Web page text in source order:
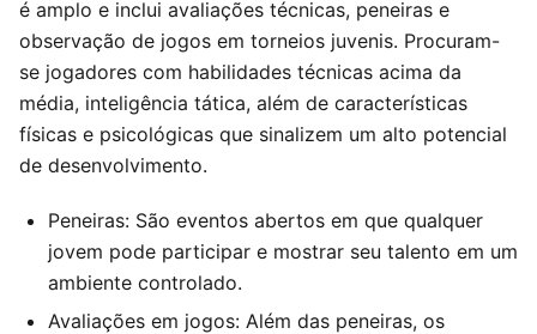
é amplo e inclui avaliações técnicas, peneiras e
observação de jogos em torneios juvenis. Procuram-
se jogadores com habilidades técnicas acima da
média, inteligência tática, além de características
físicas e psicológicas que sinalizem um alto potencial
de desenvolvimento.
Peneiras: São eventos abertos em que qualquer
jovem pode participar e mostrar seu talento em um
ambiente controlado.
Avaliações em jogos: Além das peneiras, os